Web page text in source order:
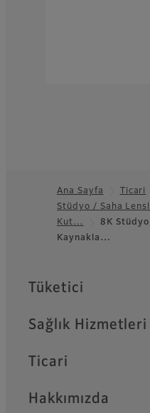
Footer
Ana Sayfa Ticari
Stüdyo / Saha
Kut…
8K
Kaynakla…
Quick Links
Tüketici
Sağlık Hizmetleri
Ticari
Hakkımızda